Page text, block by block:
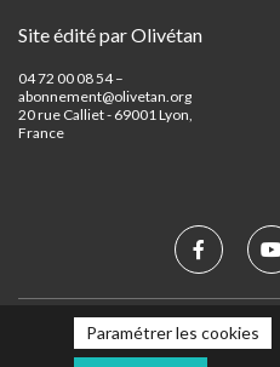
Site édité par Olivétan
04 72 00 08 54 –
abonnement@olivetan.org
20 rue Calliet - 69001 Lyon,
France
Mentions légales
Paramétrer les cookies